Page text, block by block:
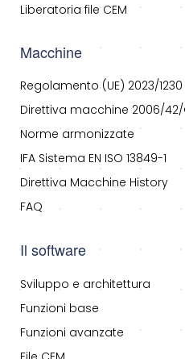
Liberatoria file CEM
Macchine
Regolamento (UE) 2023/1230
Direttiva macchine 2006/42/
Norme armonizzate
IFA Sistema EN ISO 13849-1
Direttiva Macchine History
FAQ
Il software
Sviluppo e architettura
Funzioni base
Funzioni avanzate